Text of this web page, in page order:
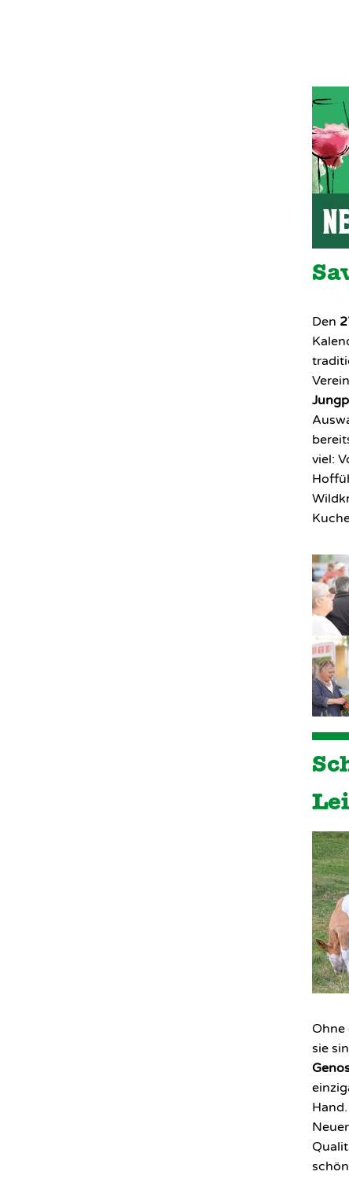
Den
viel:
Ohne
sie